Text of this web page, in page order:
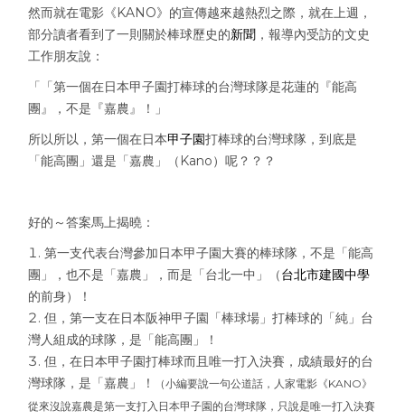
然而就在電影《KANO》的宣傳越來越熱烈之際，就在上週，
部分讀者看到了一則關於棒球歷史的新聞 ，報導內受訪的文史
工作朋友說：
「「第一個在日本甲子園打棒球的台灣球隊是花蓮的『能高
團』，不是『嘉農』！」
所以所以，第一個在日本甲子園打棒球的台灣球隊，到底是
「能高團」還是「嘉農」（Kano）呢？？？
好的～答案馬上揭曉：
第一支代表台灣參加日本甲子園大賽的棒球隊，不是「能高
團」，也不是「嘉農」，而是「台北一中」（台北市建國中學
的前身）！
但，第一支在日本阪神甲子園「棒球場」打棒球的「純」台
灣人組成的球隊，是「能高團」！
但，在日本甲子園打棒球而且唯一打入決賽，成績最好的台
灣球隊，是「嘉農」！
（小編要說一句公道話，人家電影《KANO》
從來沒說嘉農是第一支打入日本甲子園的台灣球隊，只說是唯一打入決賽